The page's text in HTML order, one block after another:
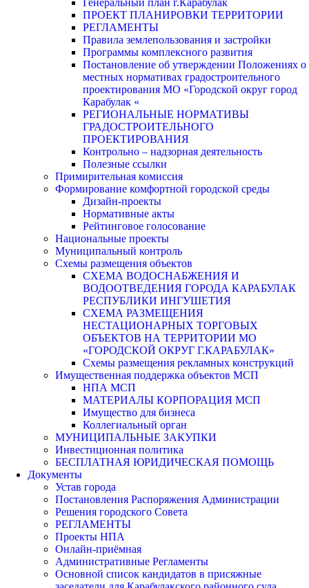
ПРОЕКТ ПЛАНИРОВКИ ТЕРРИТОРИИ
РЕГЛАМЕНТЫ
Правила землепользования и застройки
Программы комплексного развития
Постановление об утверждении Положениях о
местных нормативах градостроительного
проектирования МО «Городской округ город
Карабулак «
РЕГИОНАЛЬНЫЕ НОРМАТИВЫ
ГРАДОСТРОИТЕЛЬНОГО
ПРОЕКТИРОВАНИЯ
Контрольно – надзорная деятельность
Полезные ссылки
Примирительная комиссия
Формирование комфортной городской среды
Дизайн-проекты
Нормативные акты
Рейтинговое голосование
Национальные проекты
Муниципальный контроль
Схемы размещения объектов
СХЕМА ВОДОСНАБЖЕНИЯ И
ВОДООТВЕДЕНИЯ ГОРОДА КАРАБУЛАК
РЕСПУБЛИКИ ИНГУШЕТИЯ
СХЕМА РАЗМЕЩЕНИЯ
НЕСТАЦИОНАРНЫХ ТОРГОВЫХ
ОБЪЕКТОВ НА ТЕРРИТОРИИ МО
«ГОРОДСКОЙ ОКРУГ Г.КАРАБУЛАК»
Схемы размещения рекламных конструкций
Имущественная поддержка объектов МСП
НПА МСП
МАТЕРИАЛЫ КОРПОРАЦИЯ МСП
Имущество для бизнеса
Коллегиальный орган
МУНИЦИПАЛЬНЫЕ ЗАКУПКИ
Инвестиционная политика
БЕСПЛАТНАЯ ЮРИДИЧЕСКАЯ ПОМОЩЬ
Документы
Устав города
Постановления Распоряжения Администрации
Решения городского Совета
РЕГЛАМЕНТЫ
Проекты НПА
Онлайн-приёмная
Административные Регламенты
Основной список кандидатов в присяжные